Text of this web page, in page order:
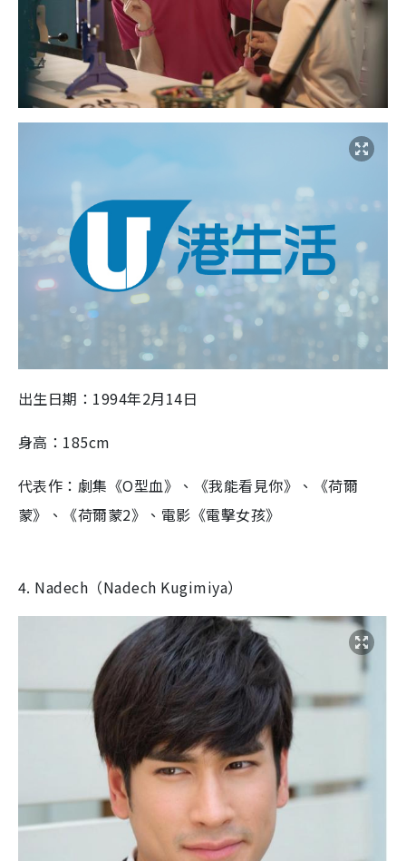
出生日期：1994年2月14日
身高：185cm
代表作：劇集《O型血》、《我能看見你》、《荷爾
蒙》、《荷爾蒙2》、電影《電擊女孩》
4. Nadech（Nadech Kugimiya）